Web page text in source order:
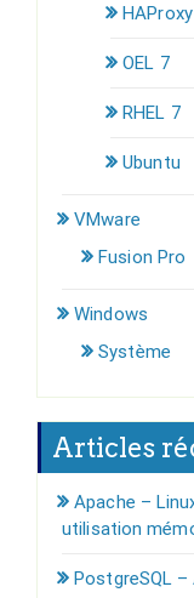
HAProxy
OEL 7
RHEL 7
Ubuntu
VMware
Fusion Pro
Windows
Système
Articles
Apache –
utilisation
PostgreSQL –